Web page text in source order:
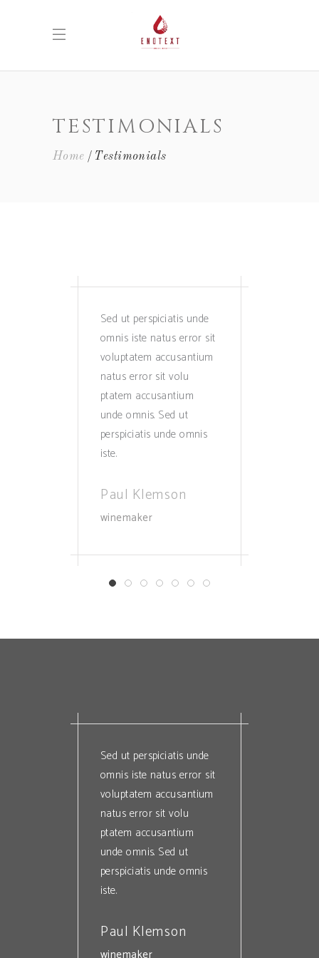
TESTIMONIALS
Home Testimonials
Sed ut perspiciatis unde
omnis iste natus error sit
voluptatem accusantium
perspiciatis unde omnis
Sed ut perspiciatis unde
omnis iste natus error sit
voluptatem accusantium
natus error sit volu
ptatem accusantium
unde omnis. Sed ut
perspiciatis unde omnis
Paul Anderson
Sed ut perspiciatis unde
omnis iste natus error sit
voluptatem accusantium
perspiciatis unde omnis
Sed ut perspiciatis unde
omnis iste natus error sit
voluptatem accusantium
natus error sit volu
ptatem accusantium
unde omnis. Sed ut
perspiciatis unde omnis
Paul Anderson